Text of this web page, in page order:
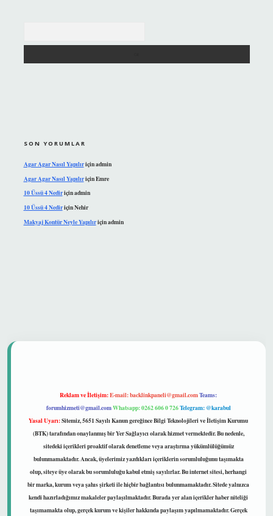
SON YORUMLAR
Agar Agar Nasıl Yapılıriçinadmin
Agar Agar Nasıl YapılıriçinEmre
10 Üssü 4 Nediriçinadmin
10 Üssü 4 NediriçinNehir
Makyaj Kontür Neyle Yapılıriçinadmin
Reklam ve İletişim:E-mail:backlinkpaneli@gmail.comTeams:
forumhizmeti@gmail.comWhatsapp: 0262 606 0 726Telegram: @karabul
Yasal Uyarı:Sitemiz, 5651 Sayılı Kanun gereğince Bilgi Teknolojileri ve İletişim Kurumu
(BTK) tarafından onaylanmış bir Yer Sağlayıcı olarak hizmet vermektedir. Bu nedenle,
sitedeki içerikleri proaktif olarak denetleme veya araştırma yükümlülüğümüz
bulunmamaktadır. Ancak, üyelerimiz yazdıkları içeriklerin sorumluluğunu taşımakta
olup, siteye üye olarak bu sorumluluğu kabul etmiş sayılırlar. Bu internet sitesi, herhangi
bir marka, kurum veya şahıs şirketi ile hiçbir bağlantısı bulunmamaktadır. Sitede yalnızca
kendi hazırladığımız makaleler paylaşılmaktadır. Burada yer alan içerikler haber niteliği
taşımamakta olup, gerçek kurum ve kişiler hakkında paylaşım yapılmamaktadır. Gerçek